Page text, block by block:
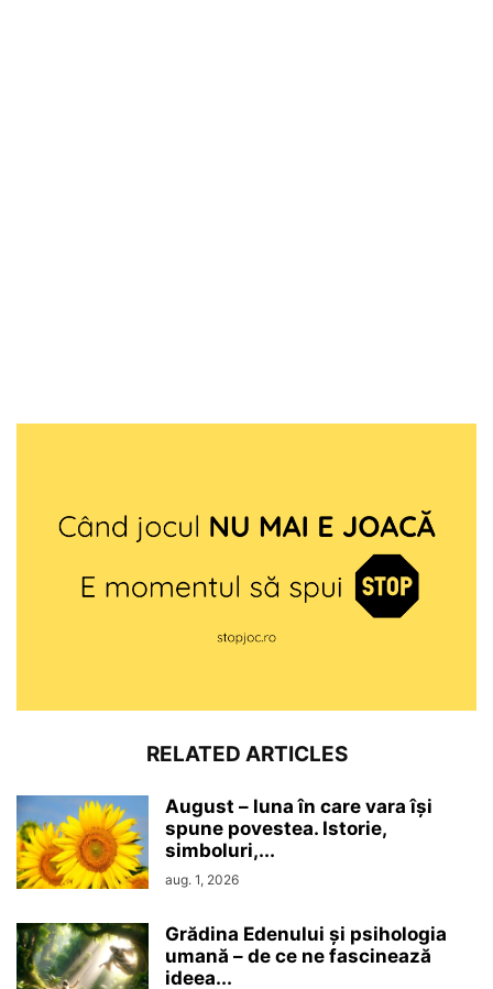
RELATED ARTICLES
August – luna în care vara își
spune povestea. Istorie,
simboluri,...
aug. 1, 2026
Grădina Edenului și psihologia
umană – de ce ne fascinează
ideea...